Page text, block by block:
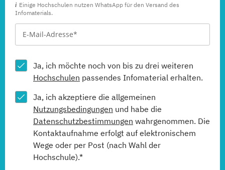
Einige Hochschulen nutzen WhatsApp für den Versand des
Infomaterials.
Ja, ich möchte noch von bis zu drei weiteren
Hochschulen passendes Infomaterial erhalten.
Ja, ich akzeptiere die allgemeinen
Nutzungsbedingungen und habe die
Datenschutzbestimmungen wahrgenommen. Die
Kontaktaufnahme erfolgt auf elektronischem
Wege oder per Post (nach Wahl der
Hochschule).*